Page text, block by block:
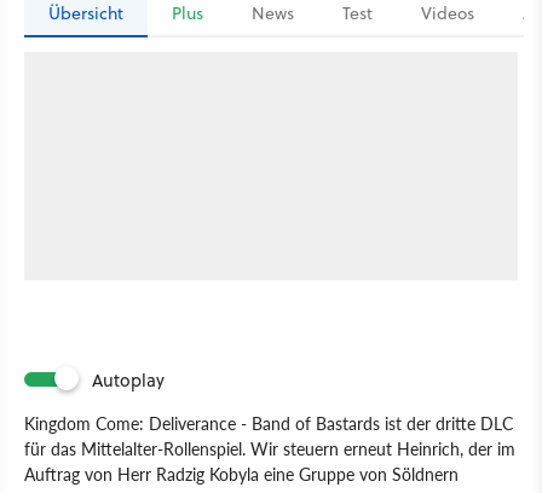
Übersicht Plus News Test Videos
Autoplay
Kingdom Come: Deliverance - Band of Bastards ist der dritte DLC
für das Mittelalter-Rollenspiel. Wir steuern erneut Heinrich, der im
Auftrag von Herr Radzig Kobyla eine Gruppe von Söldnern